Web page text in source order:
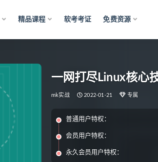
精品课程 软考考证 免费资源
一网打尽Linux核心
mk实战 2022-01-21 专属
普通用户特权：
会员用户特权：
永久会员用户特权：